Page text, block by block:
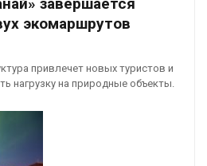
экомаршрутов
привлечет новых туристов и
нагрузку на природные объекты.